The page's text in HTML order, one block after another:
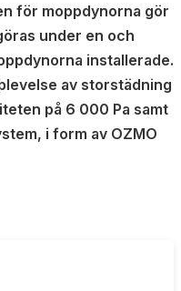
för moppdynorna gör
under en och
installerade.
av storstädning
på 6 000 Pa samt
i form av OZMO